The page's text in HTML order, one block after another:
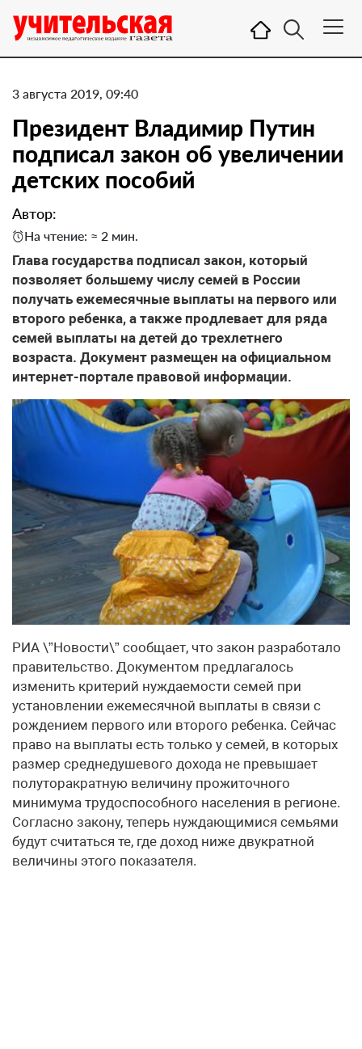
3 августа 2019, 09:40
Президент Владимир Путин
подписал закон об увеличении
детских пособий
Автор:
На чтение: ≈ 2 мин.
Глава государства подписал закон, который
позволяет большему числу семей в России
получать ежемесячные выплаты на первого или
второго ребенка, а также продлевает для ряда
семей выплаты на детей до трехлетнего
возраста. Документ размещен на официальном
интернет-портале правовой информации.
РИА \”Новости\” сообщает, что закон разработало
правительство. Документом предлагалось
изменить критерий нуждаемости семей при
установлении ежемесячной выплаты в связи с
рождением первого или второго ребенка. Сейчас
право на выплаты есть только у семей, в которых
размер среднедушевого дохода не превышает
полуторакратную величину прожиточного
минимума трудоспособного населения в регионе.
Согласно закону, теперь нуждающимися семьями
будут считаться те, где доход ниже двукратной
величины этого показателя.